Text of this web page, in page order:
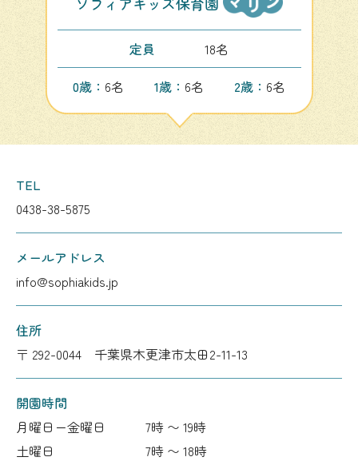
定員
18名
0歳： 6名 1歳： 6名 2歳： 6名
TEL
0438-38-5875
メールアドレス
info@sophiakids.jp
住所
〒 292-0044 千葉県木更津市太田2-11-13
開園時間
月曜日ー金曜日
土曜日
7時 〜 19時
7時 〜 18時